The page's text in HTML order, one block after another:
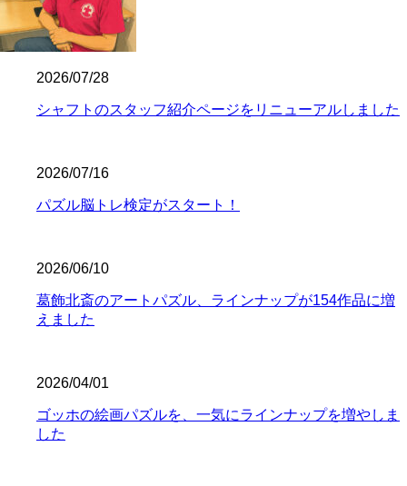
2026/07/28
シャフトのスタッフ紹介ページをリニューアルしました
2026/07/16
パズル脳トレ検定がスタート！
2026/06/10
葛飾北斎のアートパズル、ラインナップが154作品に増
えました
2026/04/01
ゴッホの絵画パズルを、一気にラインナップを増やしま
した